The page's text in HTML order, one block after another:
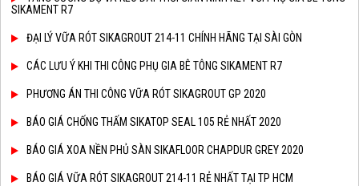
SIKAMENT R7
ĐẠI LÝ VỮA RÓT SIKAGROUT 214-11 CHÍNH HÃNG TẠI SÀI GÒN
CÁC LƯU Ý KHI THI CÔNG PHỤ GIA BÊ TÔNG SIKAMENT R7
PHƯƠNG ÁN THI CÔNG VỮA RÓT SIKAGROUT GP 2020
BÁO GIÁ CHỐNG THẤM SIKATOP SEAL 105 RẺ NHẤT 2020
BÁO GIÁ XOA NỀN PHỦ SÀN SIKAFLOOR CHAPDUR GREY 2020
BÁO GIÁ VỮA RÓT SIKAGROUT 214-11 RẺ NHẤT TẠI TP HCM